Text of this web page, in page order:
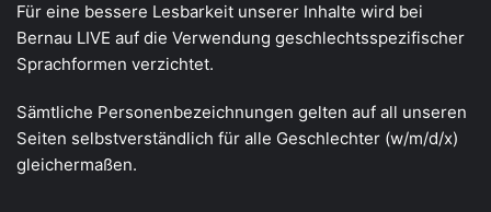
Für eine bessere Lesbarkeit unserer Inhalte wird bei
Bernau LIVE auf die Verwendung geschlechtsspezifischer
Sprachformen verzichtet.
Sämtliche Personenbezeichnungen gelten auf all unseren
Seiten selbstverständlich für alle Geschlechter (w/m/d/x)
gleichermaßen.